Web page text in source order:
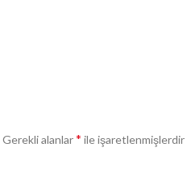
Gerekli alanlar* ile işaretlenmişlerdir